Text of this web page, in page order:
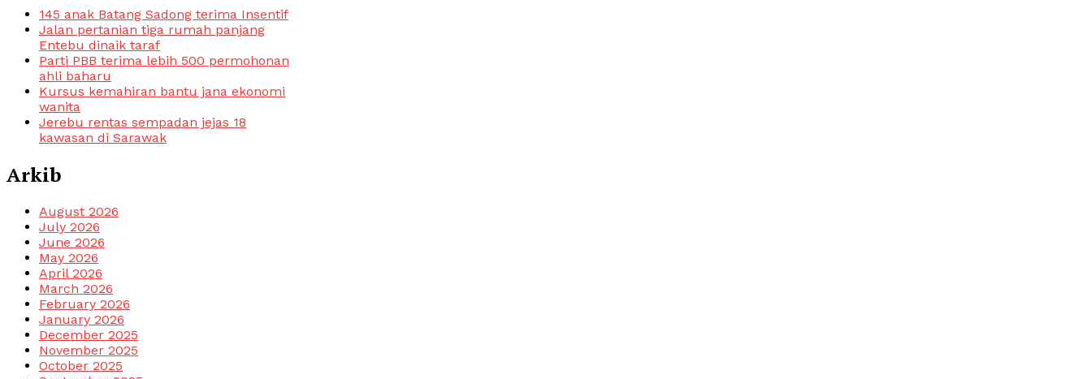
145 anak Batang Sadong terima Insentif
Jalan pertanian tiga rumah panjang
Entebu dinaik taraf
Parti PBB terima lebih 500 permohonan
ahli baharu
Kursus kemahiran bantu jana ekonomi
wanita
Jerebu rentas sempadan jejas 18
kawasan di Sarawak
Arkib
August 2026
July 2026
June 2026
May 2026
April 2026
March 2026
February 2026
January 2026
December 2025
November 2025
October 2025